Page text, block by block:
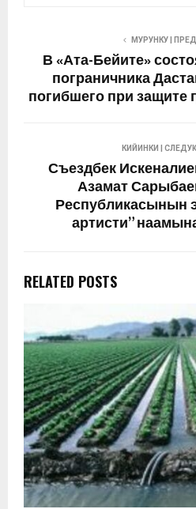
МУРУНКУ |
В «Ата-Бейите»
пограничника
погибшего при защите
КИЙИНКИ |
Съездбек
Азамат
Республикасынын
артисти”
RELATED POSTS